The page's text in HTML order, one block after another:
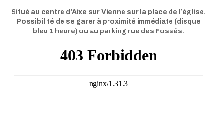
Situé au centre d’Aixe sur Vienne sur la place de l’église.
Possibilité de se garer à proximité immédiate (disque
bleu 1 heure) ou au parking rue des Fossés.